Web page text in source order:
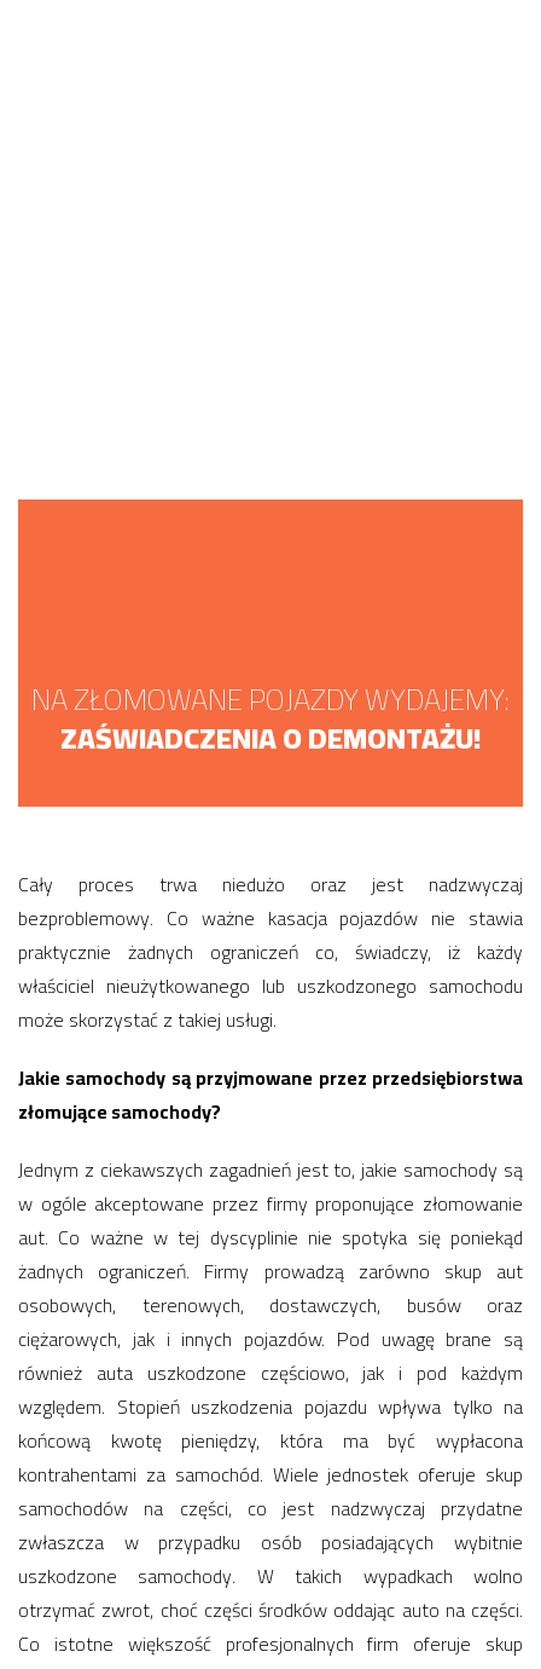
NA ZŁOMOWANE POJAZDY WYDAJEMY:
ZAŚWIADCZENIA O DEMONTAŻU!
Cały proces trwa niedużo oraz jest nadzwyczaj
bezproblemowy. Co ważne kasacja pojazdów nie stawia
praktycznie żadnych ograniczeń co, świadczy, iż każdy
właściciel nieużytkowanego lub uszkodzonego samochodu
może skorzystać z takiej usługi.
Jakie samochody są przyjmowane przez przedsiębiorstwa
złomujące samochody?
Jednym z ciekawszych zagadnień jest to, jakie samochody są
w ogóle akceptowane przez firmy proponujące złomowanie
aut. Co ważne w tej dyscyplinie nie spotyka się poniekąd
żadnych ograniczeń. Firmy prowadzą zarówno skup aut
osobowych, terenowych, dostawczych, busów oraz
ciężarowych, jak i innych pojazdów. Pod uwagę brane są
również auta uszkodzone częściowo, jak i pod każdym
względem. Stopień uszkodzenia pojazdu wpływa tylko na
końcową kwotę pieniędzy, która ma być wypłacona
kontrahentami za samochód. Wiele jednostek oferuje skup
samochodów na części, co jest nadzwyczaj przydatne
zwłaszcza w przypadku osób posiadających wybitnie
uszkodzone samochody. W takich wypadkach wolno
otrzymać zwrot, choć części środków oddając auto na części.
Co istotne większość profesjonalnych firm oferuje skup